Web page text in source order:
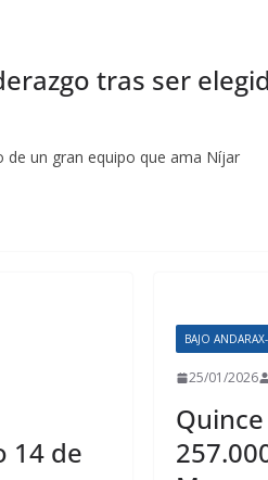
tras ser
de un gran equipo que ama Níjar
14 de
BAJO
25/01/2026